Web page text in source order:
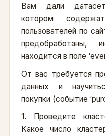
Вам дали
котором
пользователей по
предобработаны,
находится в поле
От вас требуется
данных и
покупки (событие
1. Проведите
Какое число